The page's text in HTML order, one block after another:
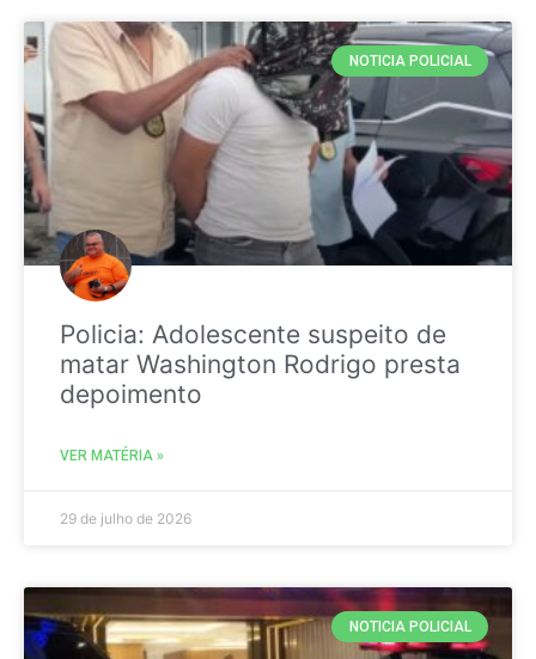
NOTICIA POLICIAL
Policia: Adolescente suspeito de
matar Washington Rodrigo presta
depoimento
VER MATÉRIA »
29 de julho de 2026
NOTICIA POLICIAL